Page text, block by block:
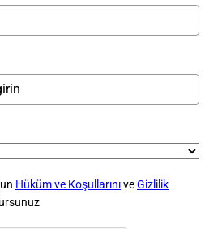
Hüküm ve KoşullarınıveGizlilik